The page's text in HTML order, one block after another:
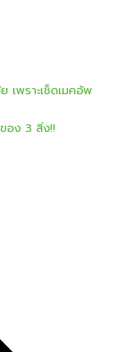
เพราะเช็ดเมคอัพ
อง 3 สิ่ง!!